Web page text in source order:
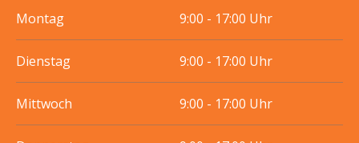
Montag 9:00 - 17:00 Uhr
Dienstag 9:00 - 17:00 Uhr
Mittwoch 9:00 - 17:00 Uhr